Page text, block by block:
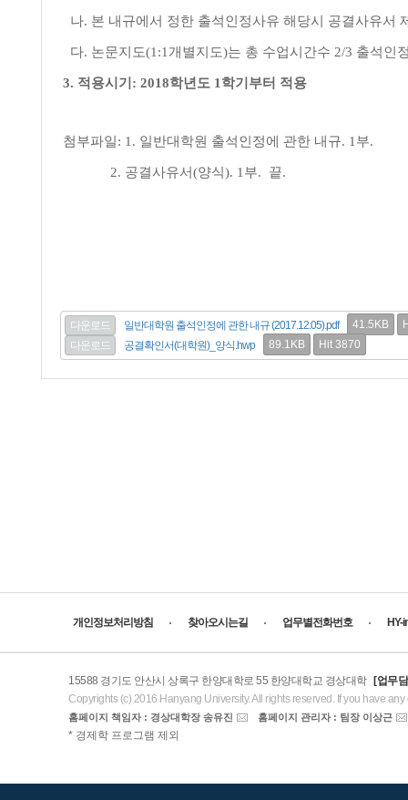
나. 본 내규에서 정한 출석인정사유 해당시 공결사유서
다. 논문지도(1:1 개별지도)는 총 수업시간수 2/3 출석인
3. 적용시기 : 2018학년도 1 학기부터 적용
첨부파일: 1. 일반대학원 출석인정에 관한 내규. 1 부.
2. 공결사유서(양식). 1 부. 끝.
다운로드 일반대학원 출석인정에 관한 내규 (2017.12.05).pdf 41.5KB
다운로드
공결확인서(대학원)_양식.hwp 89.1KB Hit 3870
개인정보처리방침 찾아오시는길 업무별전화번호 HY-
15588 경기도 안산시 상록구 한양대학로 55 한양대학교 경상대학
[업무
Copyrights (c) 2016 Hanyang University. All rights reserved. If you have any
홈페이지 책임자 : 경상대학장 송유진 홈페이지 관리자 : 팀장 이상근
AACSB
* 경제학 프로그램 제외